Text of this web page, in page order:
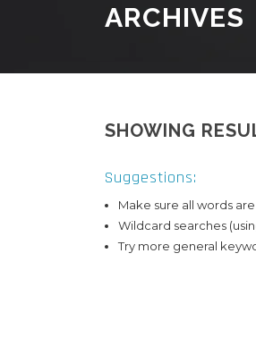
ARCHIVES
SHOWING
Suggestions:
Make sure all words
Wildcard searches
Try more general